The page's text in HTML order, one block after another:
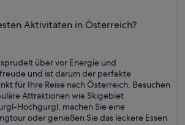
Aktivitäten in Österreich?
über vor Energie und
und ist darum der perfekte
für Ihre Reise nach Österreich. Besuchen
Attraktionen wie Skigebiet
Hochgurgl, machen Sie eine
oder genießen Sie das leckere Essen